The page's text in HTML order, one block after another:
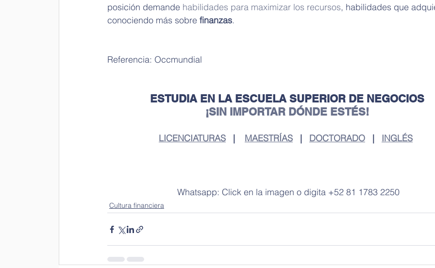
posición demande habilidades para maximizar los recursos, habilidades que
conociendo más sobre finanzas.
Referencia: Occmundial
ESTUDIA EN LA ESCUELA SUPERIOR DE NEGOCIOS
¡SIN IMPORTAR DÓNDE ESTÉS!
LICENCIATURAS
   |
MAESTRÍAS
   |
DOCTORADO
   |
INGLÉS
Whatsapp: Click en la imagen o digita +52 81 1783 2250
Cultura financiera